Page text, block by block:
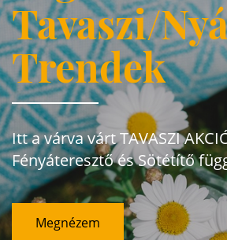
Tavaszi/
Trendek
Itt a várva várt TAVASZI
Fényáteresztő és Sötétítő
Megnézem